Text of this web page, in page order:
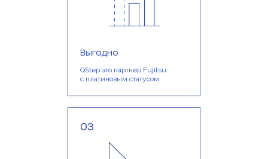
Выгодно
QStep это партнер Fujitsu
с платиновым статусом
03